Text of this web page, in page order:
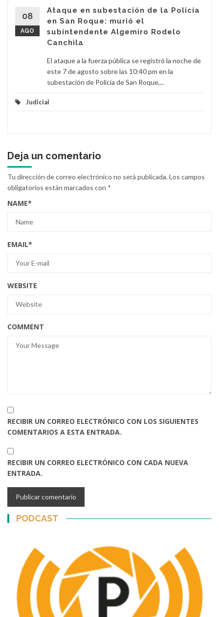
08
AGO
Ataque en subestación de la Policía
en San Roque: murió el
subintendente Algemiro Rodelo
Canchila
El ataque a la fuerza pública se registró la noche de
este 7 de agosto sobre las 10:40 pm en la
subestación de Policía de San Roque,...
Judicial
Deja un comentario
Tu dirección de correo electrónico no será publicada.Los campos
obligatorios están marcados con *
NAME*
EMAIL*
WEBSITE
COMMENT
RECIBIR UN CORREO ELECTRÓNICO CON LOS SIGUIENTES
COMENTARIOS A ESTA ENTRADA.
RECIBIR UN CORREO ELECTRÓNICO CON CADA NUEVA
ENTRADA.
PODCAST